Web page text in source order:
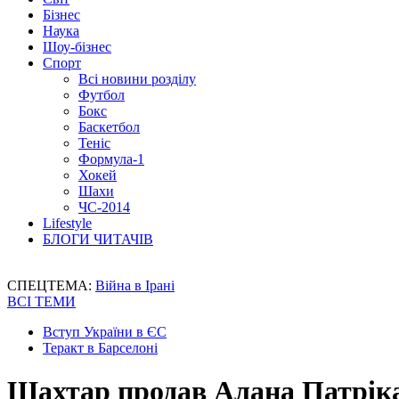
Бізнес
Наука
Шоу-бізнес
Спорт
Всі новини розділу
Футбол
Бокс
Баскетбол
Теніс
Формула-1
Хокей
Шахи
ЧС-2014
Lifestyle
БЛОГИ ЧИТАЧІВ
СПЕЦТЕМА: Війна в Ірані
ВСІ ТЕМИ
Вступ України в ЄС
Теракт в Барселоні
Шахтар продав Алана